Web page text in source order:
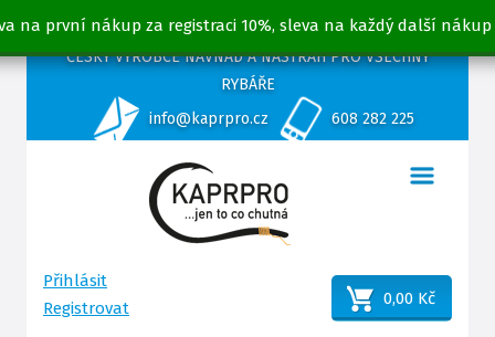
na první nákup za registraci 10%, sleva na každý další nákup
ČESKÝ VÝROBCE NÁVNAD A NÁSTRAH PRO VŠECHNY
RYBÁŘE
info@kaprpro.cz
608 282 225
Přihlásit
Registrovat
0,00 Kč